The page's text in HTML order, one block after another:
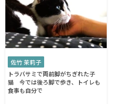
佐竹 茉莉子
トラバサミで両前脚がちぎれた子
猫 今では後ろ脚で歩き、トイレも
食事も自分で